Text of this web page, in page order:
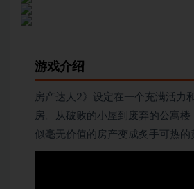
游戏介绍
房产达人2》设定在一个充满活力
房。从破败的小屋到废弃的公寓
似毫无价值的房产变成炙手可热的